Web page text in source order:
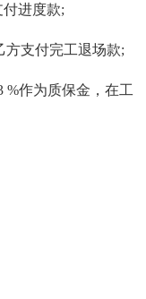
进度款;
方支付完工退场款;
%作为质保金，在工